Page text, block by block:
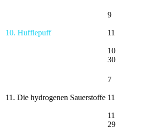
10. Hufflepuff
9
11
10
30
11. Die hydrogenen Sauerstoffe
7
11
11
29